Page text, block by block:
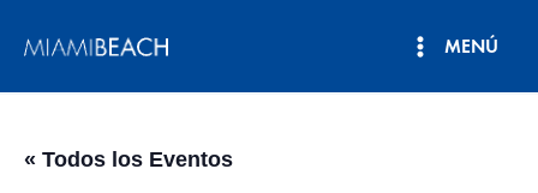
MENÚ
« Todos los Eventos